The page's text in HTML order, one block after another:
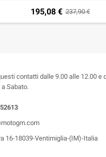
195,08 € 237,90 €
contatti dalle 9.00 alle 12.00 e
a Sabato.
16-18039-Ventimiglia-(IM)-Italia